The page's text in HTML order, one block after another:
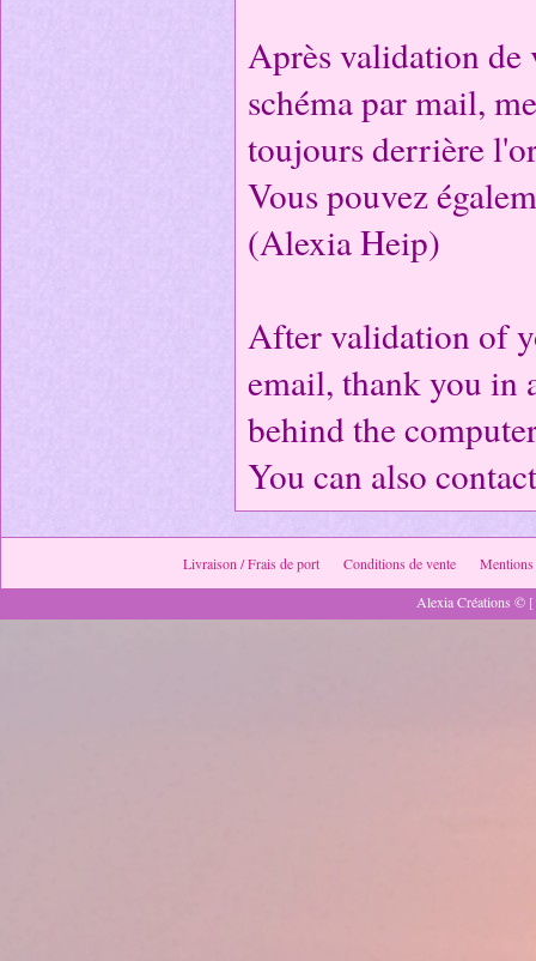
Après validation de
schéma par mail,
toujours derrière
Vous pouvez
(Alexia Heip)
After validation of
email, thank you in
behind the
You can also
Livraison / Frais de port Conditions de vente
Mentions
Alexia Créations ©